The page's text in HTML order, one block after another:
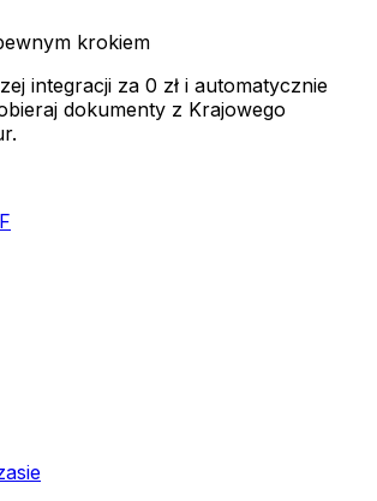
krokiem
integracji za 0 zł i automatycznie
dokumenty z Krajowego